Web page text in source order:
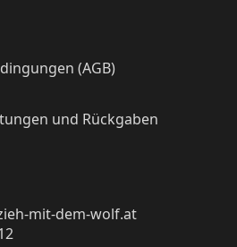
(AGB)
und Rückgaben
mit-dem-wolf.at